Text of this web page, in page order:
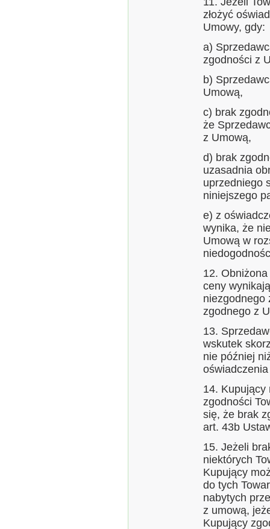
złożyć
Umowy, gdy:
a)
zgodności z
b)
Umową,
c) brak
że
z Umową,
d) brak
uzasadnia
uprzedniego
niniejszego
e) z
wynika, że
Umową w
12.
ceny
niezgodnego
zgodnego z
13.
wskutek
nie później
14. Kupujący
zgodności
się, że brak
art. 43b
15. Jeżeli
niektórych
Kupujący
do tych
nabytych
z umową,
Kupujący